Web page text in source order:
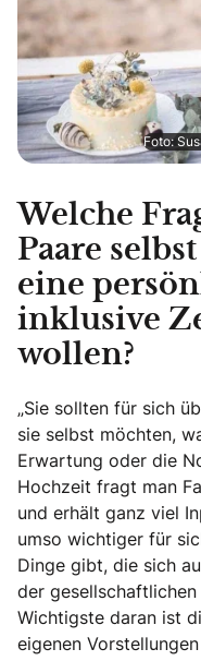
Foto:
Welche
Paare
eine
inklusive
wollen?
„Sie sollten für sich
sie selbst möchten,
Erwartung oder die
Hochzeit fragt man
und erhält ganz viel
umso wichtiger für
Dinge gibt, die sich
der
Wichtigste daran ist
eigenen